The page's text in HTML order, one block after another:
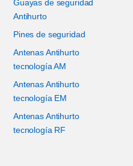
Guayas de seguridad
Antihurto
Pines de seguridad
Antenas Antihurto
tecnología AM
Antenas Antihurto
tecnología EM
Antenas Antihurto
tecnología RF